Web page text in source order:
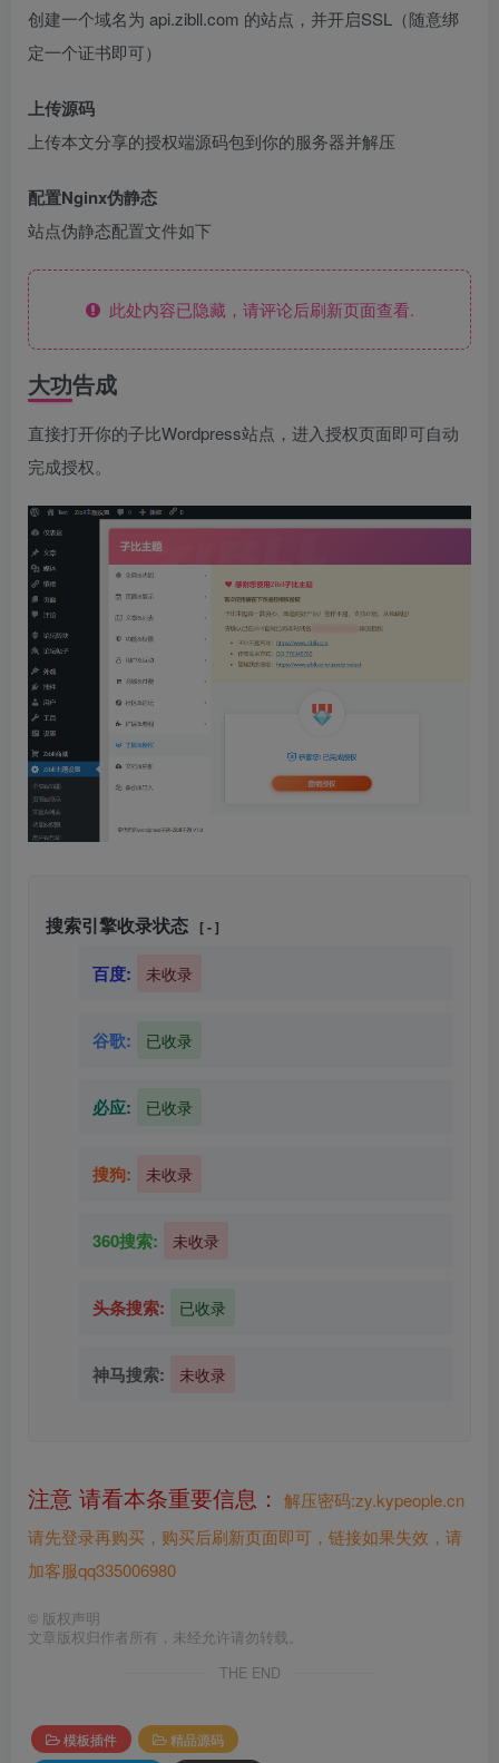
创建一个域名为 api.zibll.com 的站点，并开启SSL（随意绑
定一个证书即可）
上传源码
上传本文分享的授权端源码包到你的服务器并解压
配置Nginx伪静态
站点伪静态配置文件如下
此处内容已隐藏，请评论后刷新页面查看.
大功告成
直接打开你的子比Wordpress站点，进入授权页面即可自动
完成授权。
搜索引擎收录状态 [ - ]
百度: 未收录
谷歌: 已收录
必应: 已收录
搜狗: 未收录
360搜索: 未收录
头条搜索: 已收录
神马搜索: 未收录
注意 请看本条重要信息：
解压密码:zy.kypeople.cn
请先登录再购买，购买后刷新页面即可，链接如果失效，请
加客服qq335006980
© 版权声明
文章版权归作者所有，未经允许请勿转载。
THE END
模板插件
精品源码